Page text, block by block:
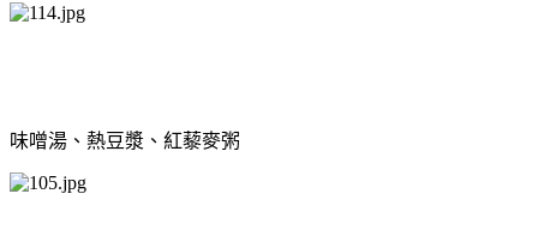
味噌湯、熱豆漿、紅藜麥粥